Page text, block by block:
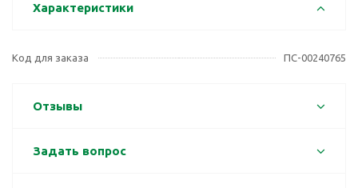
Характеристики
Код для заказа ПС-00240765
Отзывы
Задать вопрос